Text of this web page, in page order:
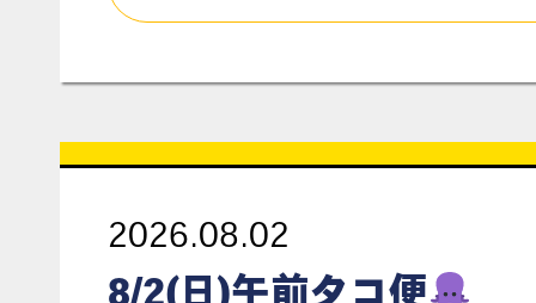
2026.08.02
8/2(日)午前タコ便